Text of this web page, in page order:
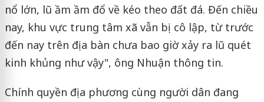
nổ lớn, lũ ầm ầm đổ về kéo theo đất đá. Đến chiều
nay, khu vực trung tâm xã vẫn bị cô lập, từ trước
đến nay trên địa bàn chưa bao giờ xảy ra lũ quét
kinh khủng như vậy", ông Nhuận thông tin.
Chính quyền địa phương cùng người dân đang